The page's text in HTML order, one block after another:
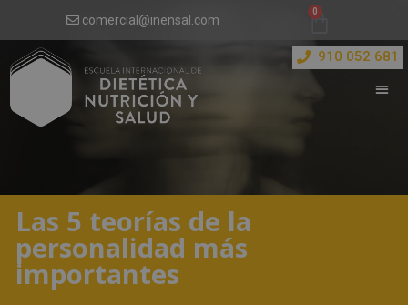
comercial@inensal.com
910 052 681
Las 5 teorías de la
personalidad más
importantes